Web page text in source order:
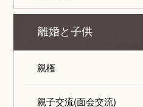
離婚と子供
親権
親子交流(面会交流)